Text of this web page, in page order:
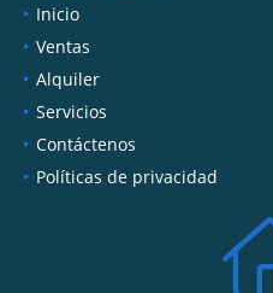
Inicio
Ventas
Alquiler
Servicios
Contáctenos
Políticas de privacidad